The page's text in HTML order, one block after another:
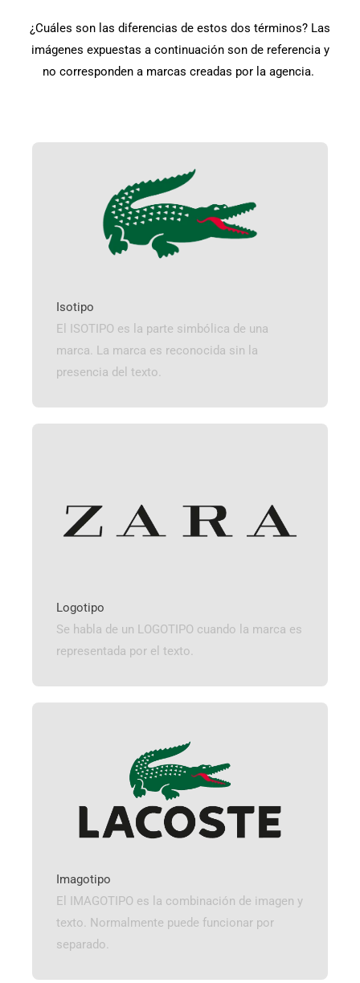
¿Cuáles son las diferencias de estos dos términos? Las
imágenes expuestas a continuación son de referencia y
no corresponden a marcas creadas por la agencia.
Isotipo
El ISOTIPO es la parte simbólica de una
marca. La marca es reconocida sin la
presencia del texto.
Logotipo
Se habla de un LOGOTIPO cuando la marca es
representada por el texto.
Imagotipo
El IMAGOTIPO es la combinación de imagen y
texto. Normalmente puede funcionar por
separado.